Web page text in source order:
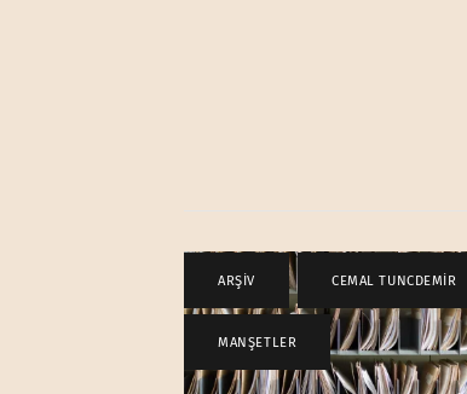
ARŞİV , CEMAL TUNCDEMİR
MANŞETLER